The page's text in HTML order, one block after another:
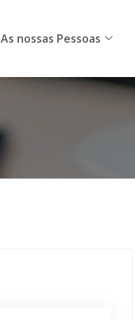
As nossas Pessoas